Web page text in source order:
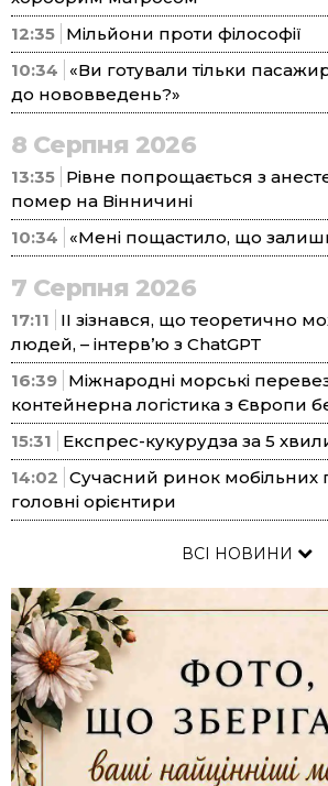
12:35 Мільйони проти філософії
10:34
«Ви готували тільки
до нововведень?»
8 Серпня 2026
13:35 Рівне попрощається з
помер на Вінничині
10:34
«Мені пощастило, що
7 Серпня 2026
17:11
ІІ зізнався, що теоретично
людей, – інтерв’ю з ChatGPT
16:39 Міжнародні морські
контейнерна логістика з Європи
15:31
Експрес-кукурудза за 5
14:02 Сучасний ринок мобільних
головні орієнтири
ВСІ НОВИНИ